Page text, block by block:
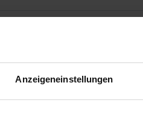
Anzeigeneinstellungen
bereitgestellt.